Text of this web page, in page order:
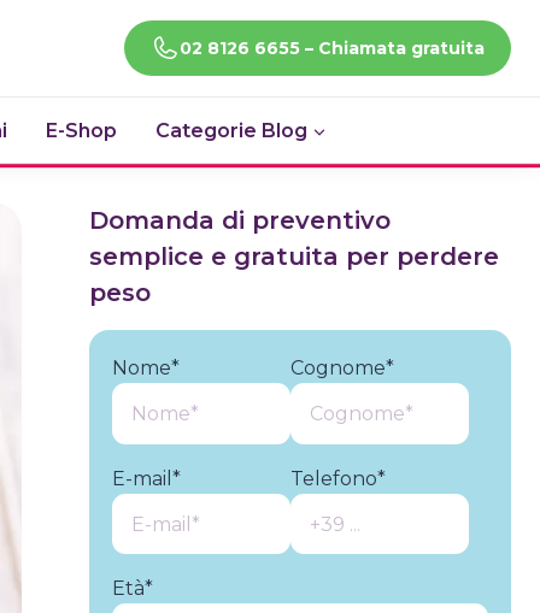
CHIAMACI!
02 8126 6655 – Chiamata gratuita
E-Shop Categorie Blog
Domanda di preventivo
semplice e gratuita per perdere
peso
Nome* Cognome*
E-mail* Telefono*
Età*